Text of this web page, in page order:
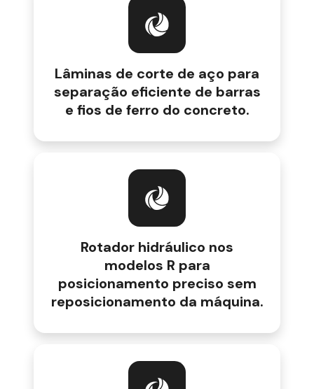
Lâminas de corte de aço para
separação eficiente de barras
e fios de ferro do concreto.
Rotador hidráulico nos
modelos R para
posicionamento preciso sem
reposicionamento da máquina.